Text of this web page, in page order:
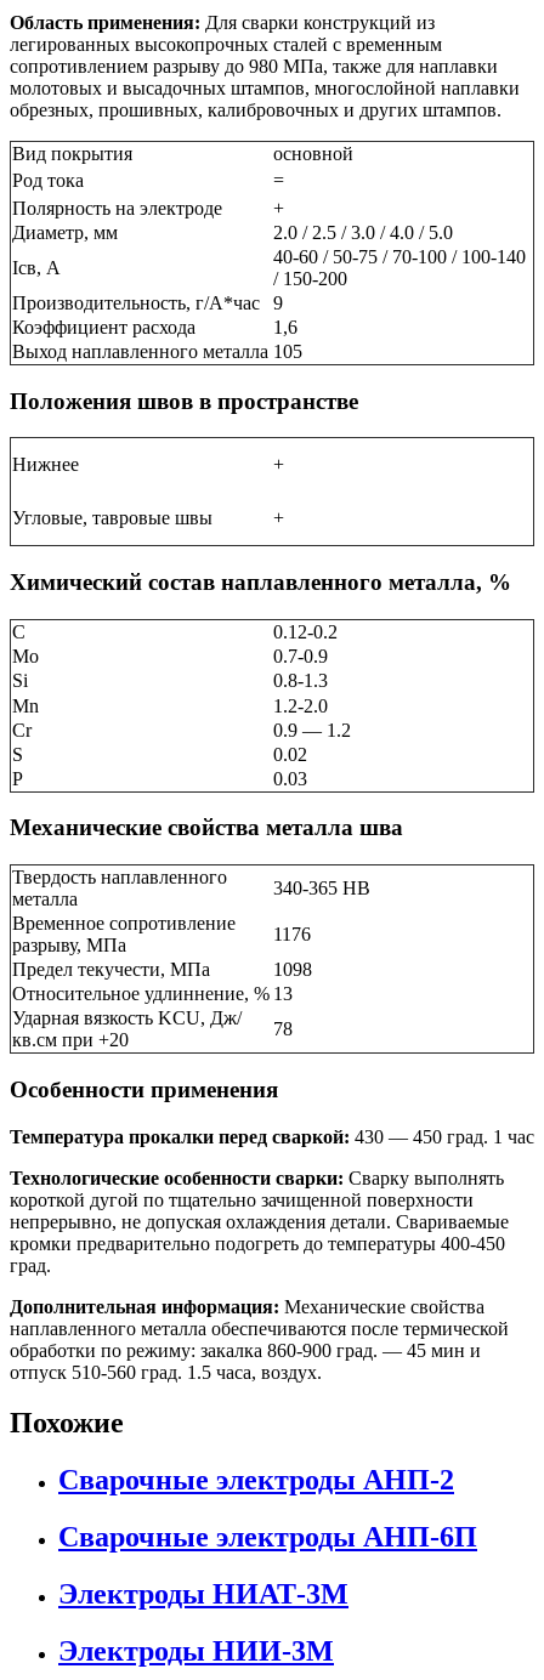
Область применения: Для сварки конструкций из
легированных высокопрочных сталей с временным
сопротивлением разрыву до 980 МПа, также для наплавки
молотовых и высадочных штампов, многослойной наплавки
обрезных, прошивных, калибровочных и других штампов.
Вид покрытия
основной
Род тока
=
Полярность на электроде
+
Диаметр, мм
2.0 / 2.5 / 3.0 / 4.0 / 5.0
Ісв, А
40-60 / 50-75 / 70-100 / 100-140
/ 150-200
Производительность, г/А*час
9
Коэффициент расхода
1,6
Выход наплавленного металла 105
Положения швов в пространстве
Нижнее +
Угловые, тавровые швы +
Химический состав наплавленного металла, %
C
0.12-0.2
Mo
0.7-0.9
Si
0.8-1.3
Mn
1.2-2.0
Cr
0.9 — 1.2
S
0.02
P
0.03
Механические свойства металла шва
Твердость наплавленного
металла
340-365 НВ
Временное сопротивление
разрыву, МПа
1176
Предел текучести, МПа
1098
Относительное удлиннение, % 13
Ударная вязкость KCU, Дж/
кв.см при +20
78
Особенности применения
Температура прокалки перед сваркой: 430 — 450 град. 1 час
Технологические особенности сварки: Сварку выполнять
короткой дугой по тщательно зачищенной поверхности
непрерывно, не допуская охлаждения детали. Свариваемые
кромки предварительно подогреть до температуры 400-450
град.
Дополнительная информация: Механические свойства
наплавленного металла обеспечиваются после термической
обработки по режиму: закалка 860-900 град. — 45 мин и
отпуск 510-560 град. 1.5 часа, воздух.
Похожие
Сварочные электроды АНП-2
Сварочные электроды АНП-6П
Электроды НИАТ-3М
Электроды НИИ-3М